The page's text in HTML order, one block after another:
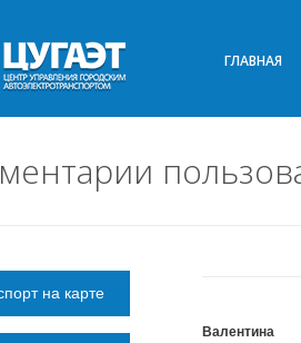
ГЛАВНАЯ
Валентина
на карте